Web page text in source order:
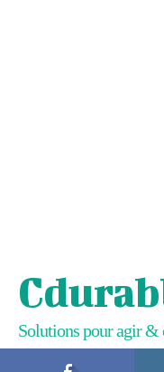
Solutions pour agir &